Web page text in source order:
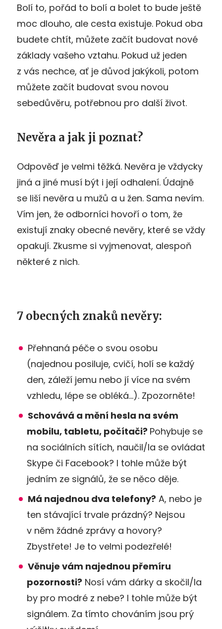
Bolí to, pořád to bolí a bolet to bude ještě
moc dlouho, ale cesta existuje. Pokud oba
budete chtít, můžete začít budovat nové
základy vašeho vztahu. Pokud už jeden
z vás nechce, ať je důvod jakýkoli, potom
můžete začít budovat svou novou
sebedůvěru, potřebnou pro další život.
Nevěra a jak ji poznat?
Odpověď je velmi těžká. Nevěra je vždycky
jiná a jiné musí být i její odhalení. Údajně
se liší nevěra u mužů a u žen. Sama nevím.
Vím jen, že odborníci hovoří o tom, že
existují znaky obecné nevěry, které se vždy
opakují. Zkusme si vyjmenovat, alespoň
některé z nich.
7 obecných znaků nevěry:
Přehnaná péče o svou osobu
(najednou posiluje, cvičí, holí se každý
den, záleží jemu nebo jí více na svém
vzhledu, lépe se obléká…). Zpozorněte!
Schovává a mění hesla na svém
mobilu, tabletu, počítači? Pohybuje se
na sociálních sítích, naučil/la se ovládat
Skype či Facebook? I tohle může být
jedním ze signálů, že se něco děje.
Má najednou dva telefony? A, nebo je
ten stávající trvale prázdný? Nejsou
v něm žádné zprávy a hovory?
Zbystřete! Je to velmi podezřelé!
Věnuje vám najednou přemíru
pozornosti? Nosí vám dárky a skočil/la
by pro modré z nebe? I tohle může být
signálem. Za tímto chováním jsou prý